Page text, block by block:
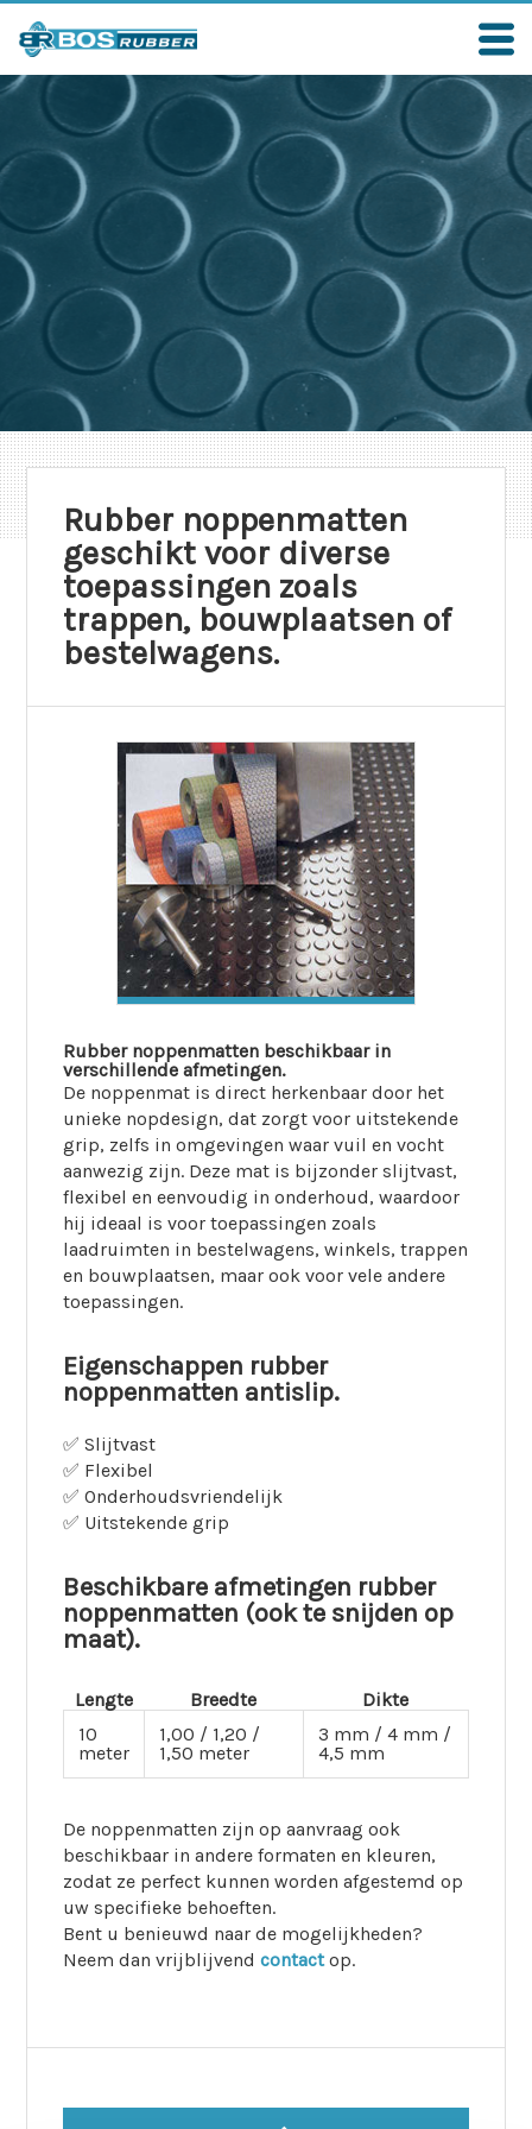
Rubber noppenmatten
geschikt voor diverse
toepassingen zoals
trappen, bouwplaatsen of
bestelwagens.
Rubber noppenmatten beschikbaar in
verschillende afmetingen.
De noppenmat is direct herkenbaar door het
unieke nopdesign, dat zorgt voor uitstekende
grip, zelfs in omgevingen waar vuil en vocht
aanwezig zijn. Deze mat is bijzonder slijtvast,
flexibel en eenvoudig in onderhoud, waardoor
hij ideaal is voor toepassingen zoals
laadruimten in bestelwagens, winkels, trappen
en bouwplaatsen, maar ook voor vele andere
toepassingen.
Eigenschappen rubber
noppenmatten antislip.
✅ Slijtvast
✅ Flexibel
✅ Onderhoudsvriendelijk
✅ Uitstekende grip
Beschikbare afmetingen rubber
noppenmatten (ook te snijden op
maat).
Lengte Breedte
Dikte
10
meter
1,00 / 1,20 /
1,50 meter
3 mm / 4 mm /
4,5 mm
De noppenmatten zijn op aanvraag ook
beschikbaar in andere formaten en kleuren,
zodat ze perfect kunnen worden afgestemd op
uw specifieke behoeften.
Bent u benieuwd naar de mogelijkheden?
Neem dan vrijblijvendcontactop.